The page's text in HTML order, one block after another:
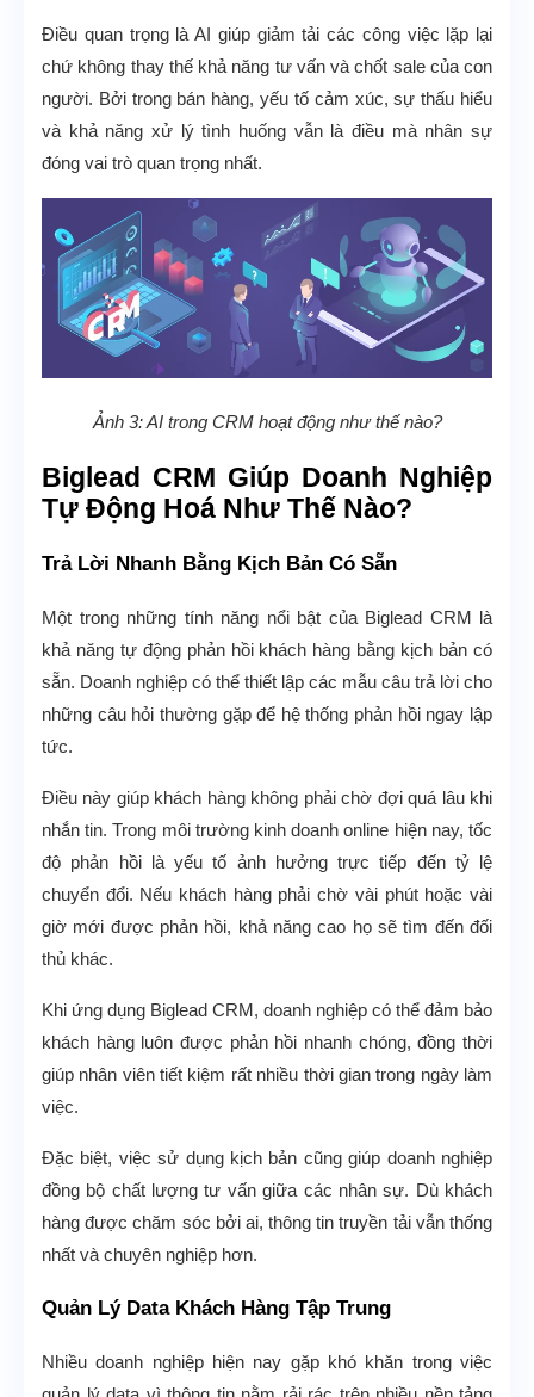
Điều quan trọng là AI giúp giảm tải các công việc lặp lại
chứ không thay thế khả năng tư vấn và chốt sale của con
người. Bởi trong bán hàng, yếu tố cảm xúc, sự thấu hiểu
và khả năng xử lý tình huống vẫn là điều mà nhân sự
đóng vai trò quan trọng nhất.
Ảnh 3: AI trong CRM hoạt động như thế nào?
Biglead CRM Giúp Doanh Nghiệp
Tự Động Hoá Như Thế Nào?
Trả Lời Nhanh Bằng Kịch Bản Có Sẵn
Một trong những tính năng nổi bật của Biglead CRM là
khả năng tự động phản hồi khách hàng bằng kịch bản có
sẵn. Doanh nghiệp có thể thiết lập các mẫu câu trả lời cho
những câu hỏi thường gặp để hệ thống phản hồi ngay lập
tức.
Điều này giúp khách hàng không phải chờ đợi quá lâu khi
nhắn tin. Trong môi trường kinh doanh online hiện nay, tốc
độ phản hồi là yếu tố ảnh hưởng trực tiếp đến tỷ lệ
chuyển đổi. Nếu khách hàng phải chờ vài phút hoặc vài
giờ mới được phản hồi, khả năng cao họ sẽ tìm đến đối
thủ khác.
Khi ứng dụng Biglead CRM, doanh nghiệp có thể đảm bảo
khách hàng luôn được phản hồi nhanh chóng, đồng thời
giúp nhân viên tiết kiệm rất nhiều thời gian trong ngày làm
việc.
Đặc biệt, việc sử dụng kịch bản cũng giúp doanh nghiệp
đồng bộ chất lượng tư vấn giữa các nhân sự. Dù khách
hàng được chăm sóc bởi ai, thông tin truyền tải vẫn thống
nhất và chuyên nghiệp hơn.
Quản Lý Data Khách Hàng Tập Trung
Nhiều doanh nghiệp hiện nay gặp khó khăn trong việc